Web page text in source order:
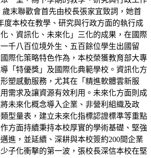
歲末聯歡會首先由校長張家宜致詞，她首
度本校在教學、研究與行政方面的執行成
、資訊化、未來化」三化的成果，在國際
千八百位境外生、五百餘位學生出國留
際化策略特色作為，本校榮獲教育部大專
「特優獎」及國際化典範學校。資訊化方
塑感動服務，尤其在「精進軟體雲新服
需求及讓資源有效利用。未來化方面則成
未來化概念導入企業、非營利組織及政
型量表，建立未來化指標認證標準等重點
方面持續秉持本校厚實的學術基礎、堅強
進，並延續、深耕與本校簽約200間企業
子化衝擊的第一波，張校長深信本校在堅